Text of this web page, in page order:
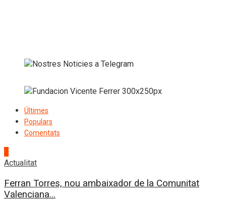
Últimes
Populars
Comentats
Actualitat
Ferran Torres, nou ambaixador de la Comunitat
Valenciana...